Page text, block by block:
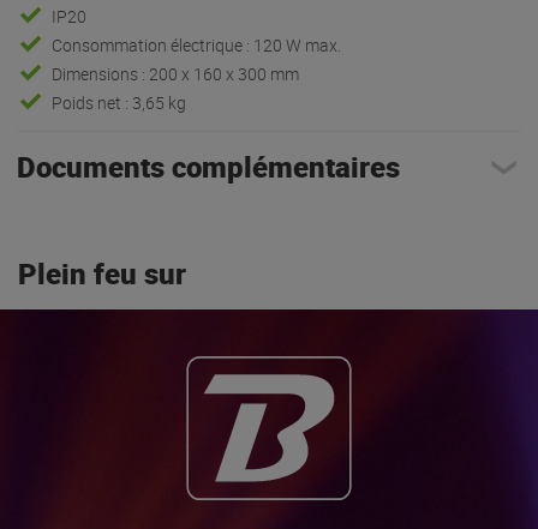
IP20
Consommation électrique : 120 W max.
Dimensions : 200 x 160 x 300 mm
Poids net : 3,65 kg
Documents complémentaires
Plein feu sur